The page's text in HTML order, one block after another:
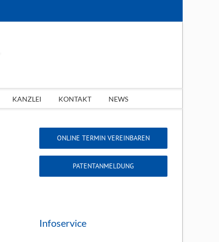
KANZLEI KONTAKT NEWS
ONLINE TERMIN VEREINBAREN
PATENTANMELDUNG
Infoservice